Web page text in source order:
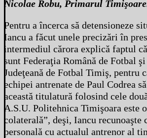
Nicolae Robu, Primarul
Pentru a încerca să detensioneze
Iancu a făcut unele precizări în
intermediul cărora explică faptul
sunt Federaţia Română de Fotbal
Judeţeană de Fotbal Timiş, pentru
echipei antrenate de Paul Codrea
această titulatură folosind cele
A.S.U. Politehnica Timişoara este
colaterală”, deşi, Iancu recunoaşte
personală cu actualul antrenor al